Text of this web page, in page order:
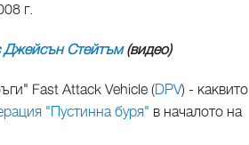
г.
Джейсън Стейтъм(видео)
Fast Attack Vehicle (DPV) - каквито
"Пустинна буря" в началото на